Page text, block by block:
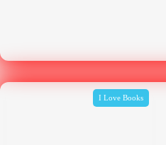
I Love Books